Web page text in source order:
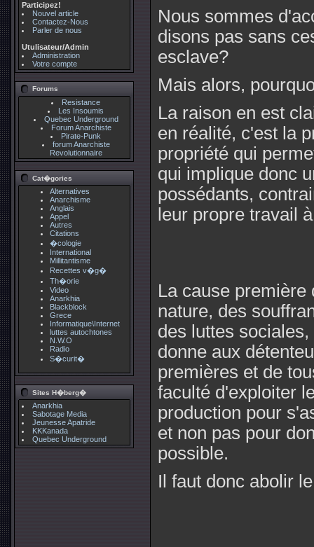
Participez!
Nouvel article
Contactez-Nous
Parler de nous
Utulisateur/Admin
Administration
Votre compte
Forums
Resistance
Les Insoumis
Quebec Underground
Forum Anarchiste
Pirate-Punk
forum Anarchiste
Revolutionnaire
Cat�gories
Alternatives
Anarchisme
Anglais
Appel
Autres
Citations
�cologie
International
Millitantisme
Recettes v�g�
Th�orie
Video
Anarkhia
Blackblock
Grece
Informatique\Internet
luttes autochtones
N.W.O
Radio
S�curit�
Sites H�berg�
Anarkhia
Sabotage Media
Jeunesse Apatride
KKKanada
Quebec Underground
Nous sommes
disons pas sans
esclave?
Mais alors,
La raison en est
en réalité, c'est la
propriété qui
qui implique donc
possédants,
leur propre travail
La cause première
nature, des
des luttes
donne aux
premières et de
faculté d'exploiter
production pour
et non pas pour
possible.
Il faut donc abolir